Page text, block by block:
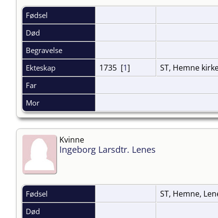
Fødsel
Død
Begravelse
Ekteskap
1735 [1] ST, Hemne
Far
Mor
Kvinne
Ingeborg Larsdtr. Lenes
Fødsel ST, Hemne,
Død